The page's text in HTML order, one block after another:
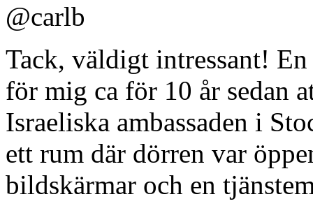
@carlb
Tack, väldigt intressant!
för mig ca för 10 år sedan
Israeliska ambassaden i
ett rum där dörren var
bildskärmar och en